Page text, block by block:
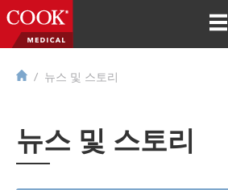
뉴스 및 스토리
뉴스 및 스토리